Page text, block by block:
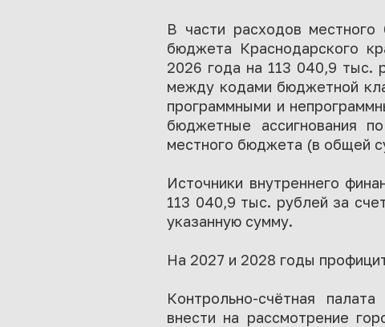
В части расходов
бюджета Краснодарского
2026 года на 113 040,9 тыс.
между кодами бюджетной
программными и
бюджетные ассигнования
местного бюджета (в общей
Источники внутреннего
113 040,9 тыс. рублей за
указанную сумму.
На 2027 и 2028 годы
Контрольно-счётная
внести на рассмотрение